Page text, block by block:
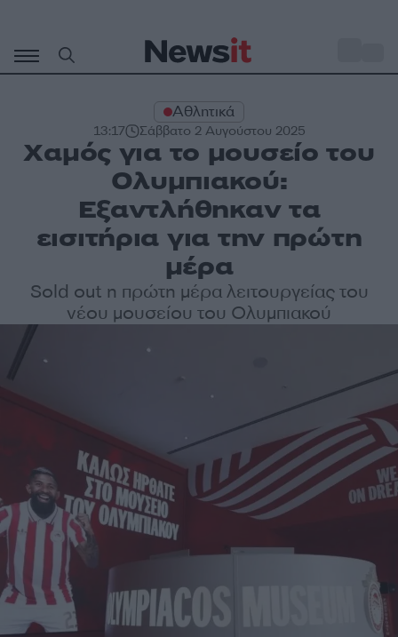
περιεχόμενο
Αθλητικά
13:17 Σάββατο 2 Αυγούστου 2025
Χαμός για το μουσείο του
Ολυμπιακού:
Εξαντλήθηκαν τα
εισιτήρια για την πρώτη
μέρα
Sold out η πρώτη μέρα λειτουργείας του
νέου μουσείου του Ολυμπιακού